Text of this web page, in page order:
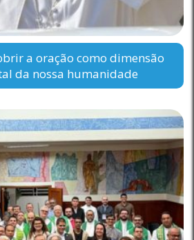
a oração como dimensão
da nossa humanidade